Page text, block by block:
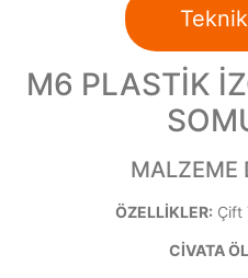
M6 PLASTİK
MALZEME
ÖZELLİKLER: Çift
CİVATA